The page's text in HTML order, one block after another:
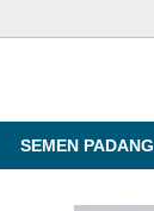
SEMEN PADANG